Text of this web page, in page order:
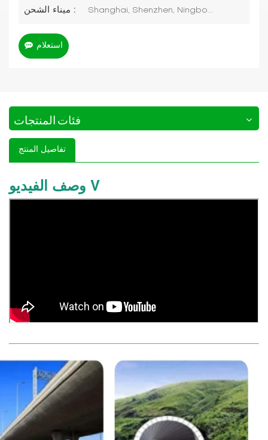
ميناء الشحن : Shanghai, Shenzhen, Ningbo...
استعلام
فئات المنتجات
تفاصيل المنتج
وصف الفيديو V